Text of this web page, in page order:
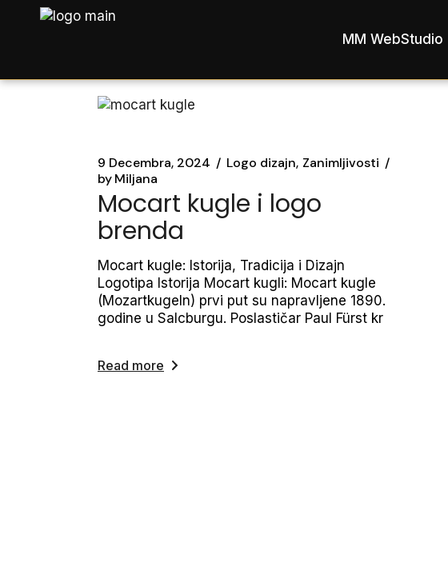
MM WebStudio
9 Decembra, 2024 Logo dizajn Zanimljivosti
byMiljana
Mocart kugle i logo
brenda
Mocart kugle: Istorija, Tradicija i Dizajn
Logotipa Istorija Mocart kugli: Mocart kugle
(Mozartkugeln) prvi put su napravljene 1890.
godine u Salcburgu. Poslastičar Paul Fürst kr
Read more